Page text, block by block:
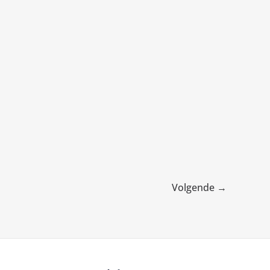
Volgende →